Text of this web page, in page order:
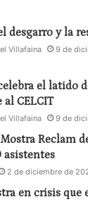
de
a las y los
del
los
a 14:00
de 18:00 a
Bungee en
estas
de El
desgarro y la
Villafaina 9 de
el latido
al CELCIT
Villafaina 9 de
Reclam
asistentes
2 de diciembre de
en crisis que